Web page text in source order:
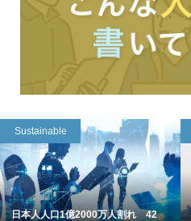
Sustainable
日本人人口1億2000万人割れ 42